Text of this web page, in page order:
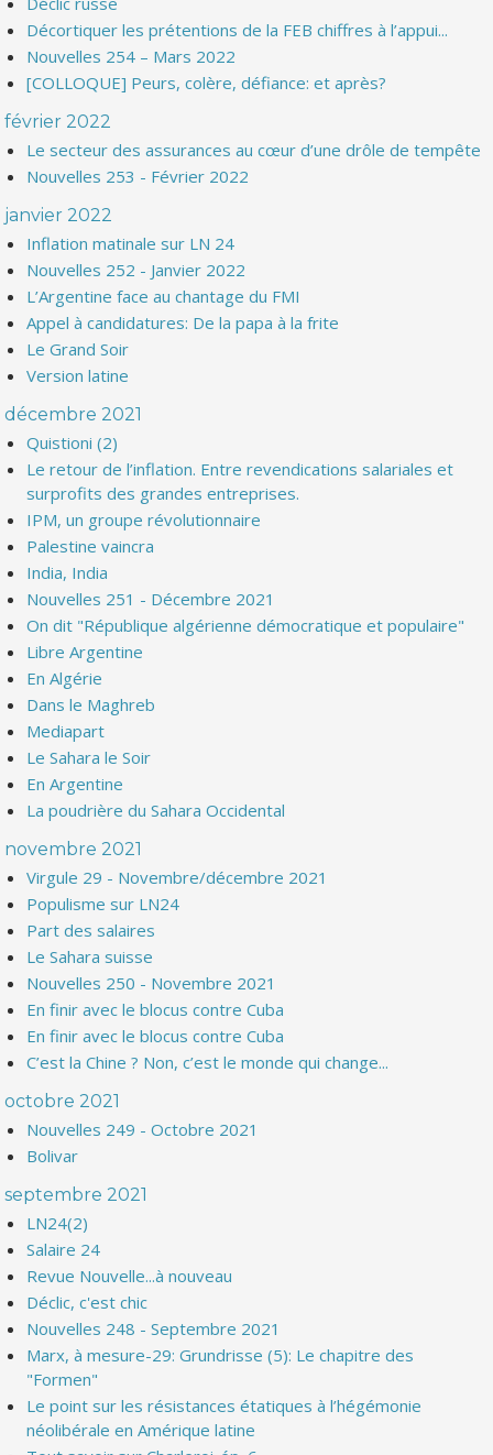
Décortiquer les prétentions de la FEB chiffres à l’appui...
Nouvelles 254 – Mars 2022
[COLLOQUE] Peurs, colère, défiance: et après?
février 2022
Le secteur des assurances au cœur d’une drôle de tempête
Nouvelles 253 - Février 2022
janvier 2022
Inflation matinale sur LN 24
Nouvelles 252 - Janvier 2022
L’Argentine face au chantage du FMI
Appel à candidatures: De la papa à la frite
Le Grand Soir
Version latine
décembre 2021
Quistioni (2)
Le retour de l’inflation. Entre revendications salariales et
surprofits des grandes entreprises.
IPM, un groupe révolutionnaire
Palestine vaincra
India, India
Nouvelles 251 - Décembre 2021
On dit "République algérienne démocratique et populaire"
Libre Argentine
En Algérie
Dans le Maghreb
Mediapart
Le Sahara le Soir
En Argentine
La poudrière du Sahara Occidental
novembre 2021
Virgule 29 - Novembre/décembre 2021
Populisme sur LN24
Part des salaires
Le Sahara suisse
Nouvelles 250 - Novembre 2021
En finir avec le blocus contre Cuba
En finir avec le blocus contre Cuba
C’est la Chine ? Non, c’est le monde qui change...
octobre 2021
Nouvelles 249 - Octobre 2021
Bolivar
septembre 2021
LN24(2)
Salaire 24
Revue Nouvelle...à nouveau
Déclic, c'est chic
Nouvelles 248 - Septembre 2021
Marx, à mesure-29: Grundrisse (5): Le chapitre des
"Formen"
Le point sur les résistances étatiques à l’hégémonie
néolibérale en Amérique latine